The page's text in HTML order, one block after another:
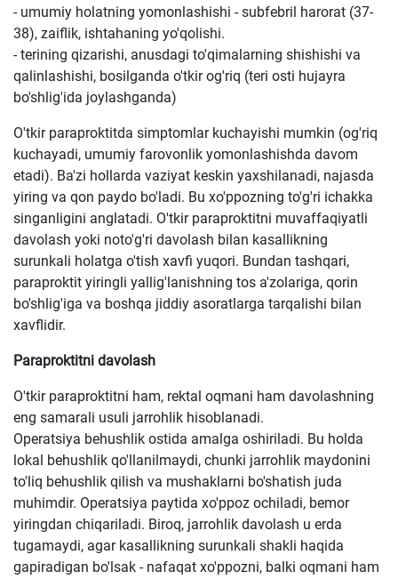
- umumiy holatning yomonlashishi - subfebril harorat (37-
38), zaiflik, ishtahaning yo'qolishi.
- terining qizarishi, anusdagi to'qimalarning shishishi va
qalinlashishi, bosilganda o'tkir og'riq (teri osti hujayra
bo'shlig'ida joylashganda)
O'tkir paraproktitda simptomlar kuchayishi mumkin (og'riq
kuchayadi, umumiy farovonlik yomonlashishda davom
etadi). Ba'zi hollarda vaziyat keskin yaxshilanadi, najasda
yiring va qon paydo bo'ladi. Bu xo'ppozning to'g'ri ichakka
singanligini anglatadi. O'tkir paraproktitni muvaffaqiyatli
davolash yoki noto'g'ri davolash bilan kasallikning
surunkali holatga o'tish xavfi yuqori. Bundan tashqari,
paraproktit yiringli yallig'lanishning tos a'zolariga, qorin
bo'shlig'iga va boshqa jiddiy asoratlarga tarqalishi bilan
xavflidir.
Paraproktitni davolash
O'tkir paraproktitni ham, rektal oqmani ham davolashning
eng samarali usuli jarrohlik hisoblanadi.
Operatsiya behushlik ostida amalga oshiriladi. Bu holda
lokal behushlik qo'llanilmaydi, chunki jarrohlik maydonini
to'liq behushlik qilish va mushaklarni bo'shatish juda
muhimdir. Operatsiya paytida xo'ppoz ochiladi, bemor
yiringdan chiqariladi. Biroq, jarrohlik davolash u erda
tugamaydi, agar kasallikning surunkali shakli haqida
gapiradigan bo'lsak - nafaqat xo'ppozni, balki oqmani ham